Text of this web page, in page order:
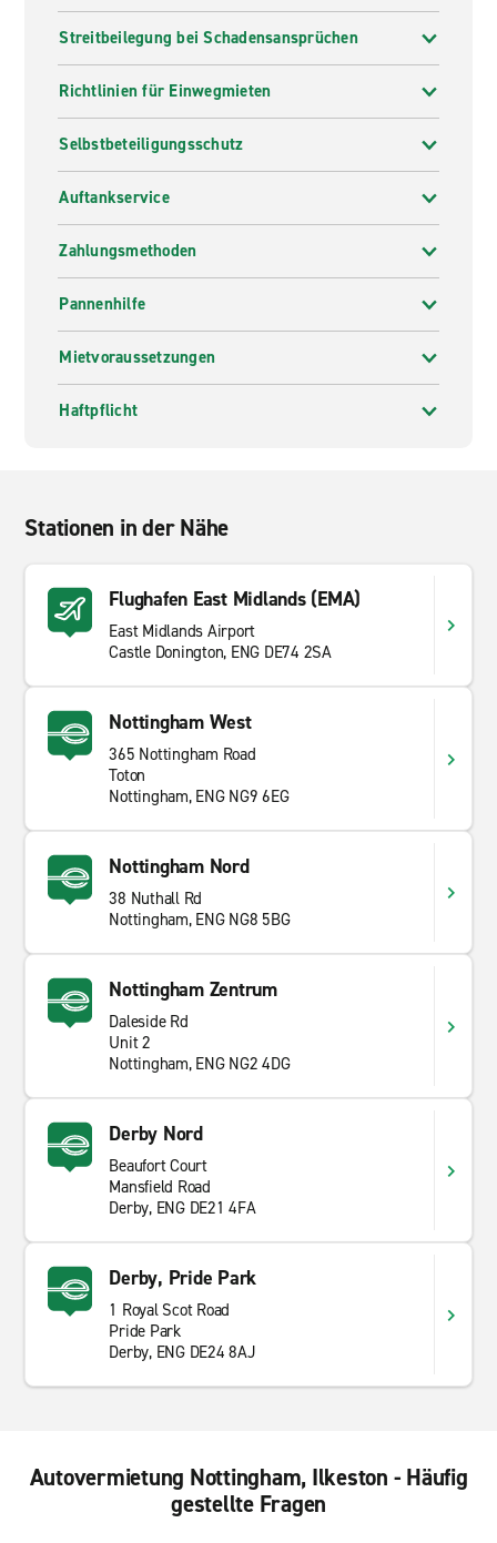
Streitbeilegung bei Schadensansprüchen
Richtlinien für Einwegmieten
Selbstbeteiligungsschutz
Auftankservice
Zahlungsmethoden
Pannenhilfe
Mietvoraussetzungen
Haftpflicht
Stationen in der Nähe
Flughafen East Midlands (EMA)
East Midlands Airport
Castle Donington, ENG DE74 2SA
Nottingham West
365 Nottingham Road
Toton
Nottingham, ENG NG9 6EG
Nottingham Nord
38 Nuthall Rd
Nottingham, ENG NG8 5BG
Nottingham Zentrum
Daleside Rd
Unit 2
Nottingham, ENG NG2 4DG
Derby Nord
Beaufort Court
Mansfield Road
Derby, ENG DE21 4FA
Derby, Pride Park
1 Royal Scot Road
Pride Park
Derby, ENG DE24 8AJ
Autovermietung Nottingham, Ilkeston - Häufig
gestellte Fragen